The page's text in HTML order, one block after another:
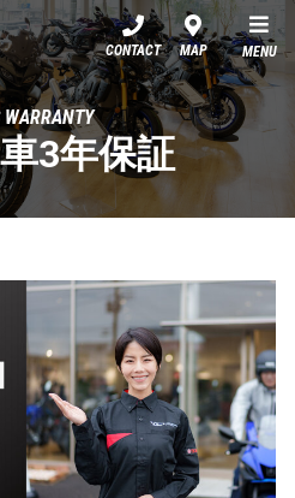
鈴鹿
CONTACT MAP MENU
WARRANTY
3年保証